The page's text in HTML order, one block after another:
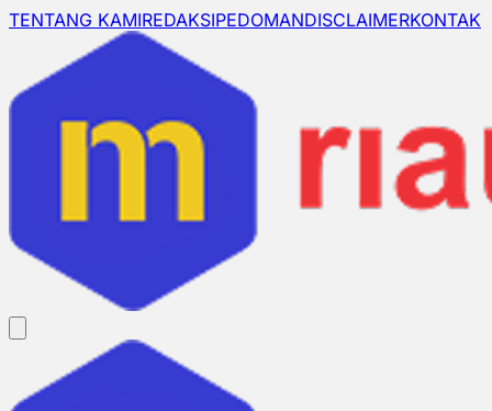
TENTANG KAMIREDAKSIPEDOMANDISCLAIMERKONTAK